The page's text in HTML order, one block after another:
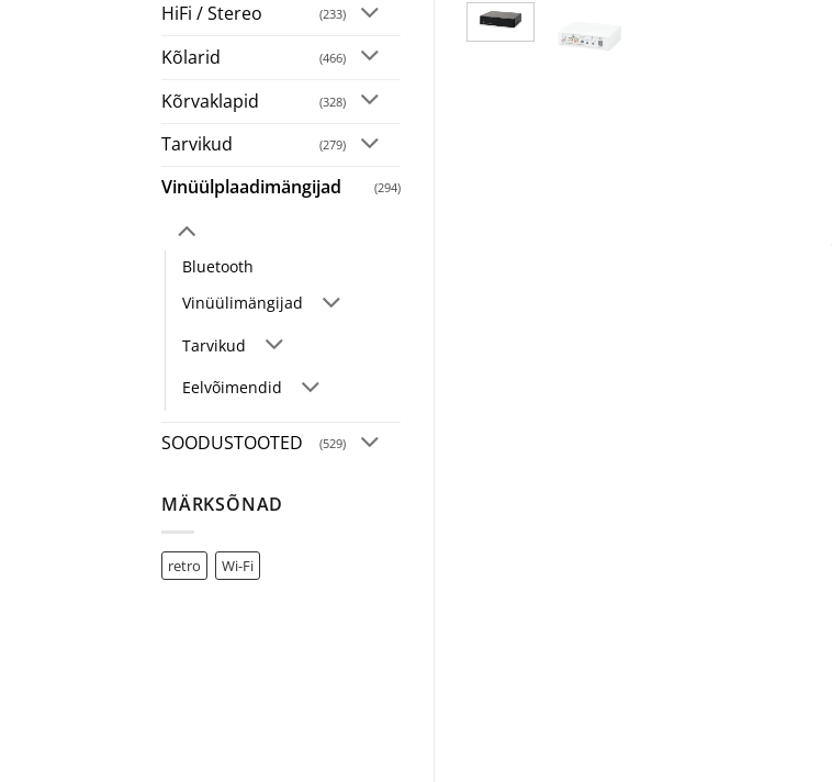
HiFi / Stereo (233)
Kõlarid (466)
Kõrvaklapid (328)
Tarvikud (279)
Vinüülplaadimängijad (294)
Bluetooth
Vinüülimängijad
Tarvikud
Eelvõimendid
SOODUSTOOTED (529)
MÄRKSÕNAD
retro Wi-Fi